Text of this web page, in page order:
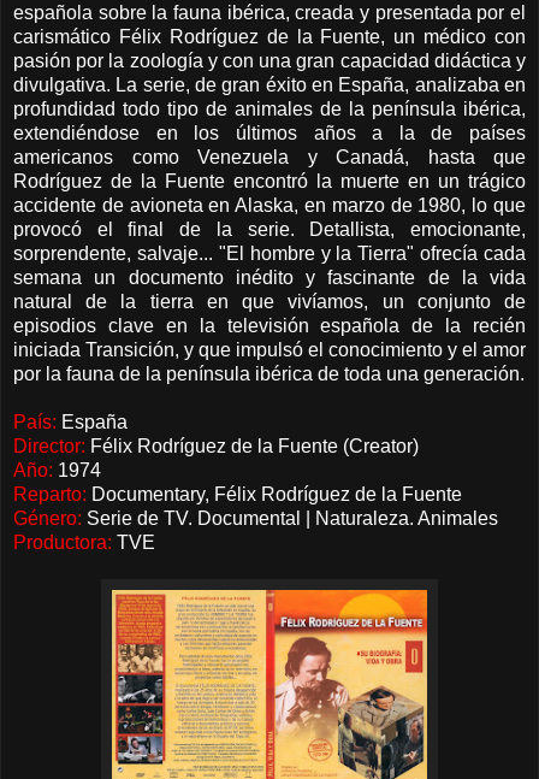
española sobre la fauna ibérica, creada y presentada por el
carismático Félix Rodríguez de la Fuente, un médico con
pasión por la zoología y con una gran capacidad didáctica y
divulgativa. La serie, de gran éxito en España, analizaba en
profundidad todo tipo de animales de la península ibérica,
extendiéndose en los últimos años a la de países
americanos como Venezuela y Canadá, hasta que
Rodríguez de la Fuente encontró la muerte en un trágico
accidente de avioneta en Alaska, en marzo de 1980, lo que
provocó el final de la serie. Detallista, emocionante,
sorprendente, salvaje... "El hombre y la Tierra" ofrecía cada
semana un documento inédito y fascinante de la vida
natural de la tierra en que vivíamos, un conjunto de
episodios clave en la televisión española de la recién
iniciada Transición, y que impulsó el conocimiento y el amor
por la fauna de la península ibérica de toda una generación.
País: España
Director: Félix Rodríguez de la Fuente (Creator)
Año: 1974
Reparto: Documentary, Félix Rodríguez de la Fuente
Género: Serie de TV. Documental | Naturaleza. Animales
Productora: TVE